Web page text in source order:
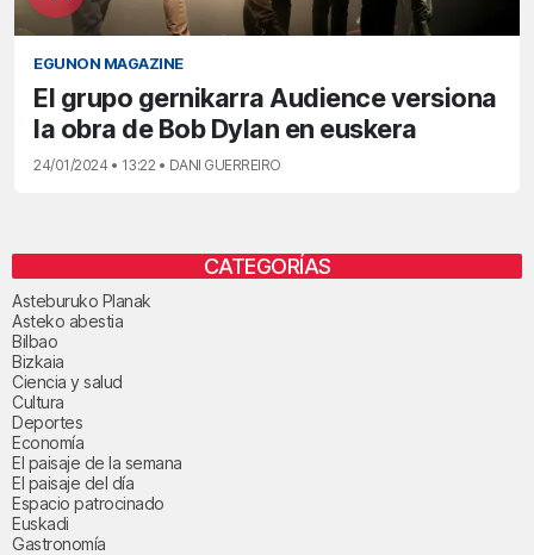
EGUNON MAGAZINE
El grupo gernikarra Audience versiona
la obra de Bob Dylan en euskera
24/01/2024 • 13:22 • DANI GUERREIRO
CATEGORÍAS
Asteburuko Planak
Asteko abestia
Bilbao
Bizkaia
Ciencia y salud
Cultura
Deportes
Economía
El paisaje de la semana
El paisaje del día
Espacio patrocinado
Euskadi
Gastronomía